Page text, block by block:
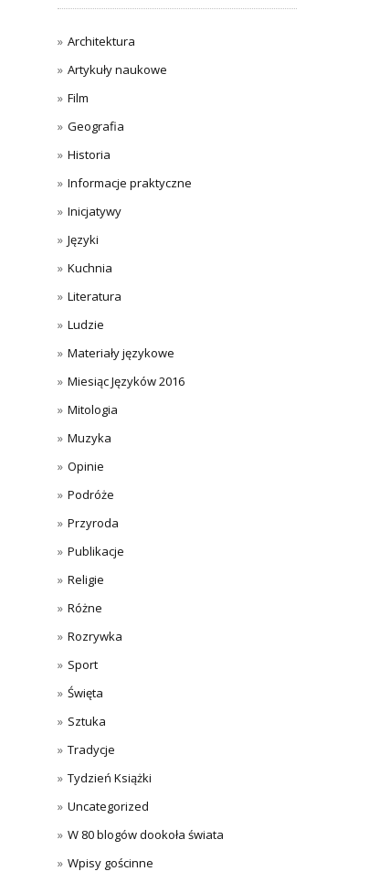
Architektura
Artykuły naukowe
Film
Geografia
Historia
Informacje praktyczne
Inicjatywy
Języki
Kuchnia
Literatura
Ludzie
Materiały językowe
Miesiąc Języków 2016
Mitologia
Muzyka
Opinie
Podróże
Przyroda
Publikacje
Religie
Różne
Rozrywka
Sport
Święta
Sztuka
Tradycje
Tydzień Książki
Uncategorized
W 80 blogów dookoła świata
Wpisy gościnne